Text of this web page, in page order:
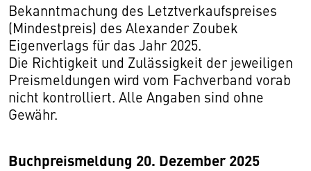
Bekanntmachung des Letztverkaufspreises
(Mindestpreis) des Alexander Zoubek
Eigenverlags für das Jahr 2025.
Die Richtigkeit und Zulässigkeit der jeweiligen
Preismeldungen wird vom Fachverband vorab
nicht kontrolliert. Alle Angaben sind ohne
Gewähr.
Buchpreismeldung 20. Dezember 2025